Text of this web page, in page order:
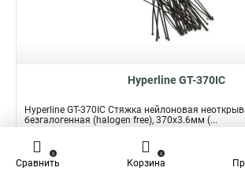
Hyperline GT-370IC
Hyperline GT-370IC Стяжка нейлоновая
безгалогенная (halogen free), 370x3.6мм (...
Подробнее
Наличие:
Сравнить
0
Корзина
0